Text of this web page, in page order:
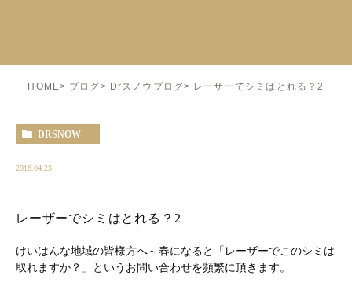
HOME ブログ Drスノウブログ レーザーでシミはとれる？2
DRSNOW
2018.04.23
レーザーでシミはとれる？2
けいはんな地域の皆様方へ～春になると「レーザーでこのシミは
取れますか？」というお問い合わせを頻繁に頂きます。